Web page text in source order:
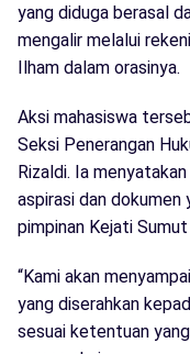
yang diduga berasal
mengalir melalui
Ilham dalam orasinya.
Aksi mahasiswa
Seksi Penerangan
Rizaldi. Ia
aspirasi dan dokumen
pimpinan Kejati
“Kami akan
yang diserahkan
sesuai ketentuan